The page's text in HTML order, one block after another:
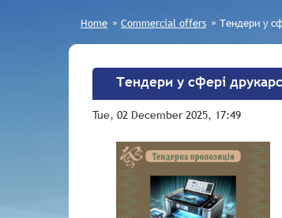
Home » Commercial offers » Тендери у
Тендери у сфері
Tue, 02 December 2025, 17:49